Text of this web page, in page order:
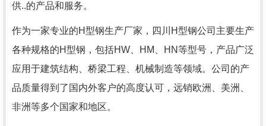
供..的产品和服务。
作为一家专业的H型钢生产厂家，四川H型钢公司主要生产
各种规格的H型钢，包括HW、HM、HN等型号，产品广泛
应用于建筑结构、桥梁工程、机械制造等领域。公司的产
品质量得到了国内外客户的高度认可，远销欧洲、美洲、
非洲等多个国家和地区。